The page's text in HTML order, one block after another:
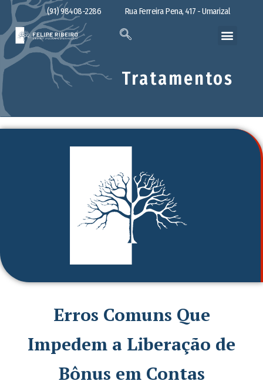
(91) 98408-2286 Rua Ferreira Pena, 417 - Umarizal
Tratamentos
Erros Comuns Que
Impedem a Liberação de
Bônus em Contas